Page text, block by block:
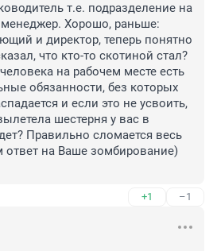
т.е. подразделение на
менеджер. Хорошо, раньше:
и директор, теперь понятно
что кто-то скотиной стал?
на рабочем месте есть
обязанности, без которых
и если это не усвоить,
шестерня у вас в
Правильно сломается весь
ответ на Ваше зомбирование)
+1 –1